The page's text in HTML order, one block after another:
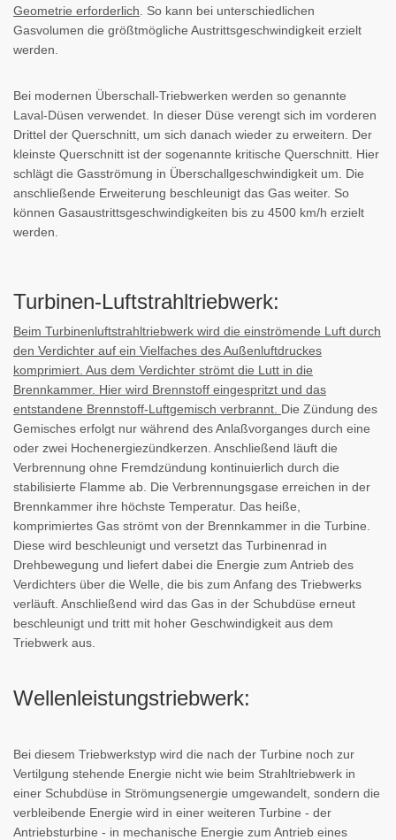
Geometrie erforderlich . So kann bei unterschiedlichen
Gasvolumen die größtmögliche Austrittsgeschwindigkeit erzielt
werden.
Bei modernen Überschall-Triebwerken werden so genannte
Laval-Düsen verwendet. In dieser Düse verengt sich im vorderen
Drittel der Querschnitt, um sich danach wieder zu erweitern. Der
kleinste Querschnitt ist der sogenannte kritische Querschnitt. Hier
schlägt die Gasströmung in Überschallgeschwindigkeit um. Die
anschließende Erweiterung beschleunigt das Gas weiter. So
können Gasaustrittsgeschwindigkeiten bis zu 4500 km/h erzielt
werden.
Turbinen-Luftstrahltriebwerk:
Beim Turbinenluftstrahltriebwerk wird die einströmende Luft durch
den Verdichter auf ein Vielfaches des Außenluftdruckes
komprimiert. Aus dem Verdichter strömt die Lutt in die
Brennkammer. Hier wird Brennstoff eingespritzt und das
entstandene Brennstoff-Luftgemisch verbrannt. Die Zündung des
Gemisches erfolgt nur während des Anlaßvorganges durch eine
oder zwei Hochenergiezündkerzen. Anschließend läuft die
Verbrennung ohne Fremdzündung kontinuierlich durch die
stabilisierte Flamme ab. Die Verbrennungsgase erreichen in der
Brennkammer ihre höchste Temperatur. Das heiße,
komprimiertes Gas strömt von der Brennkammer in die Turbine.
Diese wird beschleunigt und versetzt das Turbinenrad in
Drehbewegung und liefert dabei die Energie zum Antrieb des
Verdichters über die Welle, die bis zum Anfang des Triebwerks
verläuft. Anschließend wird das Gas in der Schubdüse erneut
beschleunigt und tritt mit hoher Geschwindigkeit aus dem
Triebwerk aus.
Wellenleistungstriebwerk:
Bei diesem Triebwerkstyp wird die nach der Turbine noch zur
Vertilgung stehende Energie nicht wie beim Strahltriebwerk in
einer Schubdüse in Strömungsenergie umgewandelt, sondern die
verbleibende Energie wird in einer weiteren Turbine - der
Antriebsturbine - in mechanische Energie zum Antrieb eines